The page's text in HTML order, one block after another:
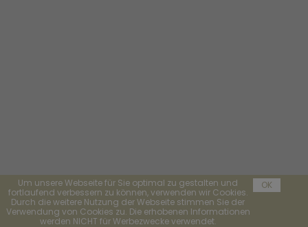
Um unsere Webseite für Sie optimal zu gestalten und
fortlaufend verbessern zu können, verwenden wir Cookies.
Durch die weitere Nutzung der Webseite stimmen Sie der
Verwendung von Cookies zu. Die erhobenen Informationen
werden NICHT für Werbezwecke verwendet.
OK